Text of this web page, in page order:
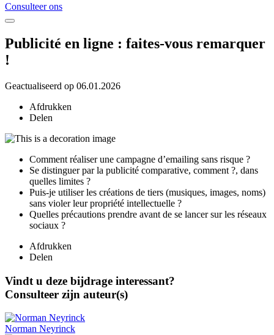
Consulteer ons
Publicité en ligne : faites-vous remarquer
!
Geactualiseerd op 06.01.2026
Afdrukken
Delen
Comment réaliser une campagne d’emailing sans risque ?
Se distinguer par la publicité comparative, comment ?, dans
quelles limites ?
Puis-je utiliser les créations de tiers (musiques, images, noms)
sans violer leur propriété intellectuelle ?
Quelles précautions prendre avant de se lancer sur les réseaux
sociaux ?
Afdrukken
Delen
Vindt u deze bijdrage interessant?
Consulteer zijn auteur(s)
Norman Neyrinck